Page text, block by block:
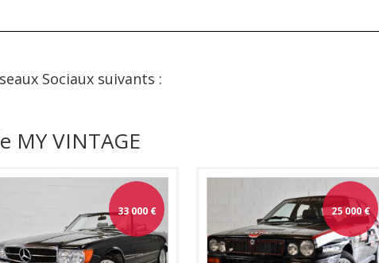
Sociaux suivants :
MY VINTAGE
33 000€ 25 000€